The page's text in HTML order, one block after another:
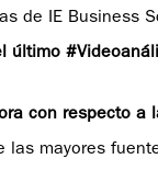
de IE Business
último
con respecto a
las mayores